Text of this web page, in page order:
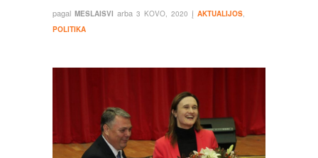
pagal MESLAISVI arba 3 KOVO, 2020 į AKTUALIJOS,
POLITIKA